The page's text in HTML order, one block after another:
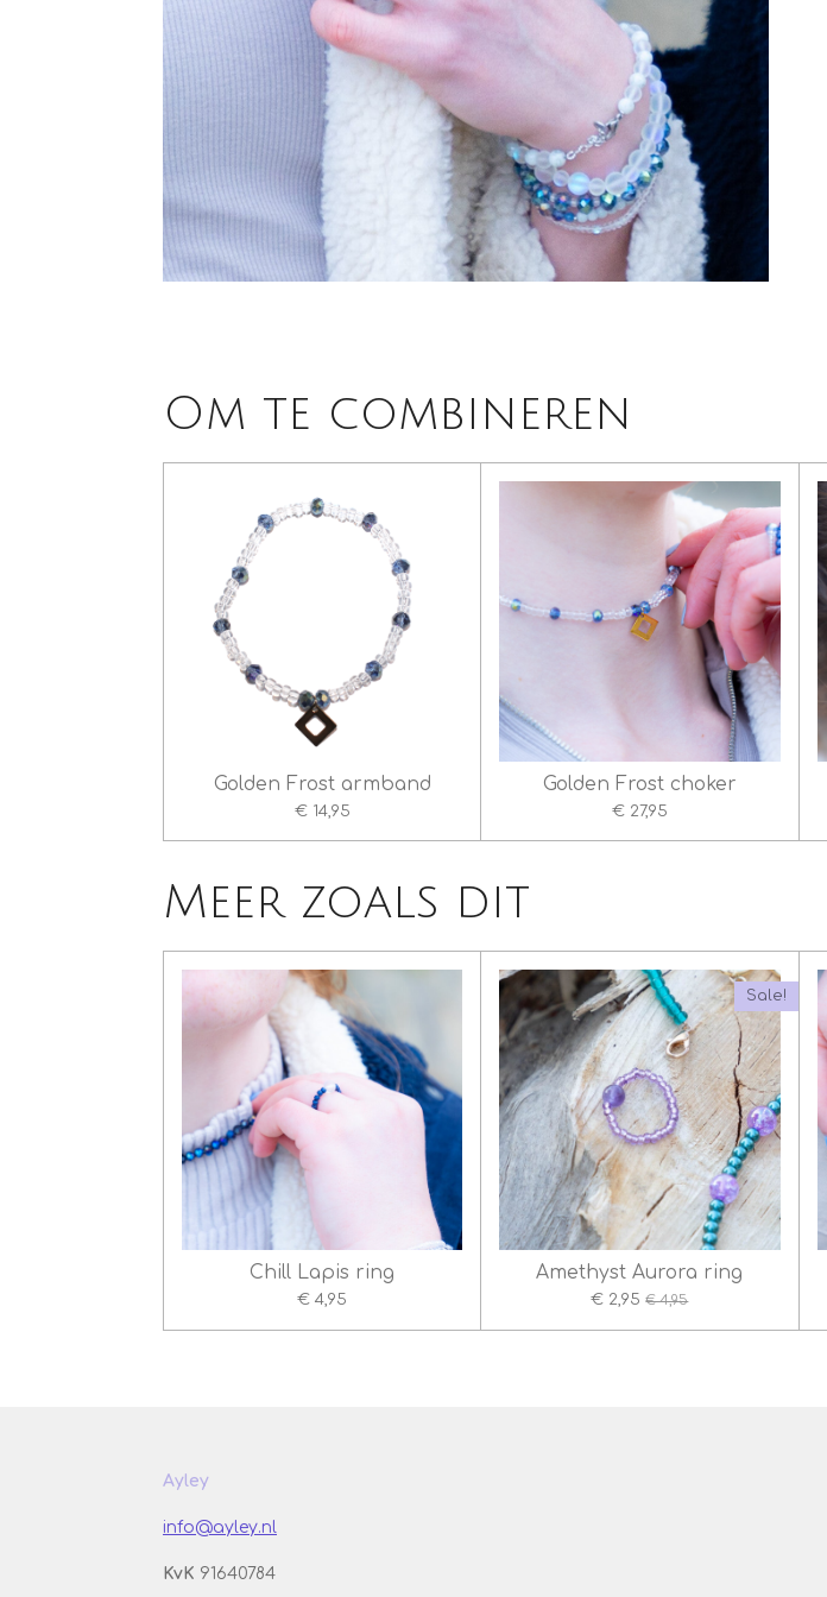
Om te combineren
Golden Frost armband
€ 14,95
Golden Frost choker
€ 27,95
Meer zoals dit
Chill Lapis ring
€ 4,95
Sale!
Amethyst Aurora ring
€ 2,95 € 4,95
Ayley
info@ayley.nl
KvK 91640784